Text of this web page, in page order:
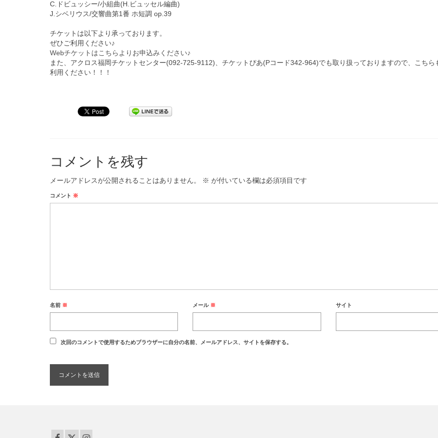
C.ドビュッシー/小組曲(H.ビュッセル編曲)
J.シベリウス/交響曲第1番 ホ短調 op.39
チケットは以下より承っております。
ぜひご利用ください♪
Webチケットはこちらよりお申込みください♪
また、アクロス福岡チケットセンター(092-725-9112)、チケットぴあ(Pコード342-964)でも取り扱っておりますので、こちら
利用ください！！！
コメントを残す
メールアドレスが公開されることはありません。 ※ が付いている欄は必須項目です
コメント ※
名前 ※ メール ※ サイト
次回のコメントで使用するためブラウザーに自分の名前、メールアドレス、サイトを保存する。